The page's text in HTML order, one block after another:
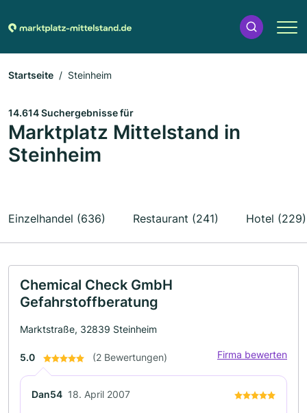
Startseite Steinheim
14.614 Suchergebnisse für
Marktplatz Mittelstand in
Steinheim
Einzelhandel (636) Restaurant (241) Hotel (229)
Chemical Check GmbH
Gefahrstoffberatung
Marktstraße, 32839 Steinheim
5.0 (2 Bewertungen) Firma bewerten
Dan54 18. April 2007